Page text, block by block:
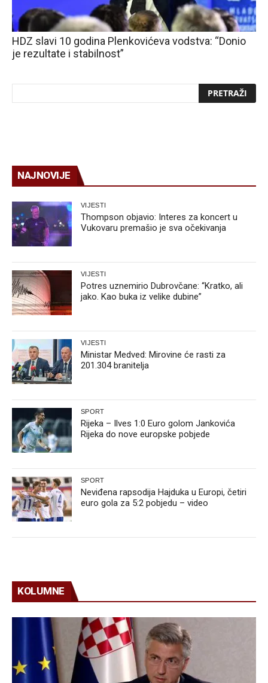
HDZ slavi 10 godina Plenkovićeva vodstva: “Donio
je rezultate i stabilnost”
NAJNOVIJE
VIJESTI
Thompson objavio: Interes za koncert u
Vukovaru premašio je sva očekivanja
VIJESTI
Potres uznemirio Dubrovčane: “Kratko, ali
jako. Kao buka iz velike dubine”
VIJESTI
Ministar Medved: Mirovine će rasti za
201.304 branitelja
SPORT
Rijeka – Ilves 1:0 Euro golom Jankovića
Rijeka do nove europske pobjede
SPORT
Neviđena rapsodija Hajduka u Europi, četiri
euro gola za 5:2 pobjedu – video
KOLUMNE